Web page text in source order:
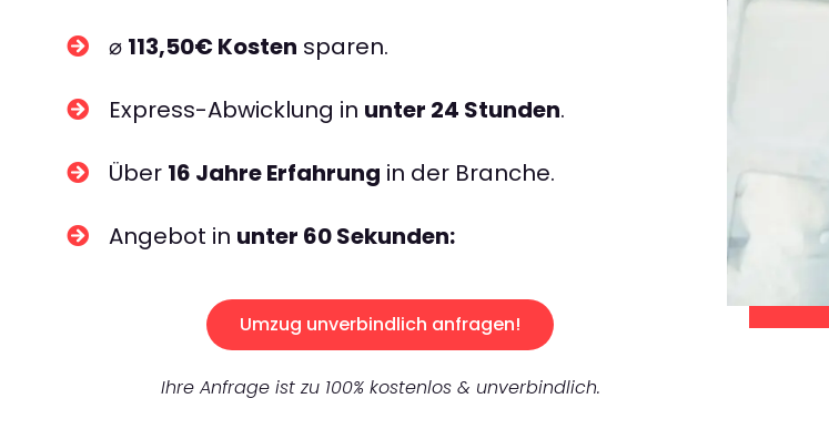
⌀ 113,50€ Kosten sparen.
Express-Abwicklung in unter 24 Stunden.
Über 16 Jahre Erfahrung in der Branche.
Angebot in unter 60 Sekunden:
Umzug unverbindlich anfragen!
Ihre Anfrage ist zu 100% kostenlos & unverbindlich.